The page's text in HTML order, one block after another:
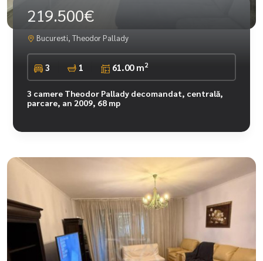
219.500€
Bucuresti, Theodor Pallady
3 1 61.00 m2
3 camere Theodor Pallady decomandat, centrală,
parcare, an 2009, 68 mp